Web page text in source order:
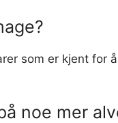
som er kjent for
noe mer